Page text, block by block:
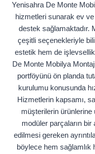
Yenisahra De Monte
hizmetleri sunarak ev
destek sağlamaktadır.
çeşitli seçenekleriyle
estetik hem de
De Monte Mobilya
portföyünü ön planda
kurulumu konusunda
Hizmetlerin kapsamı,
müşterilerin
modüler parçaların bir
edilmesi gereken
böylece hem sağlamlık